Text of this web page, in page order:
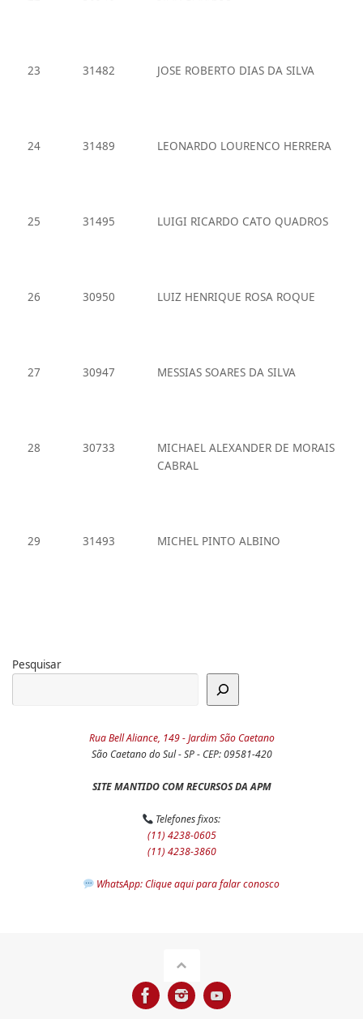
23 31482 JOSE ROBERTO DIAS DA SILVA
24 31489 LEONARDO LOURENCO HERRERA
25 31495 LUIGI RICARDO CATO QUADROS
26 30950 LUIZ HENRIQUE ROSA ROQUE
27 30947 MESSIAS SOARES DA SILVA
28 30733
MICHAEL ALEXANDER DE MORAIS
CABRAL
29 31493 MICHEL PINTO ALBINO
Pesquisar
Rua Bell Aliance, 149 - Jardim São Caetano
São Caetano do Sul - SP - CEP: 09581-420
SITE MANTIDO COM RECURSOS DA APM
Telefones fixos:
(11) 4238-0605
(11) 4238-3860
WhatsApp: Clique aqui para falar conosco